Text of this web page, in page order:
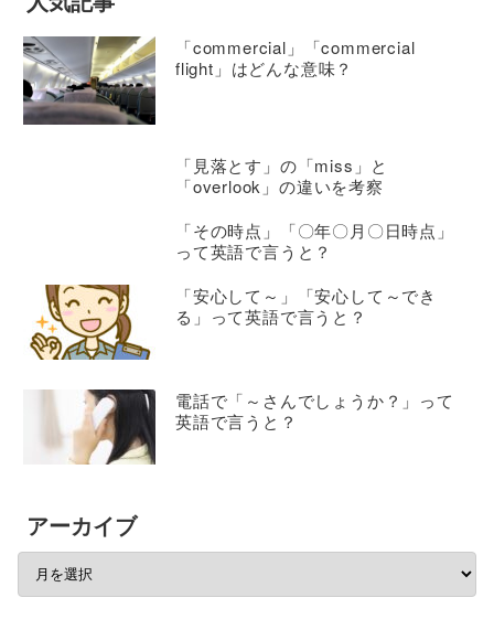
「commercial」「commercial
flight」はどんな意味？
「見落とす」の「miss」と
「overlook」の違いを考察
「その時点」「〇年〇月〇日時点」
って英語で言うと？
「安心して～」「安心して～でき
る」って英語で言うと？
電話で「～さんでしょうか？」って
英語で言うと？
アーカイブ